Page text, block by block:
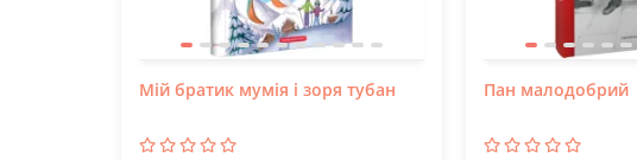
Мій братик мумія і зоря тубан Пан малодобрий